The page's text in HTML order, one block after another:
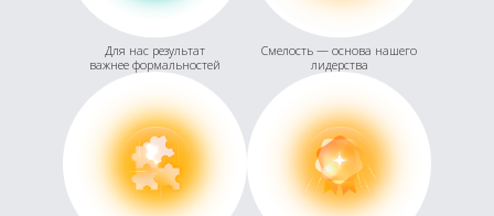
Для нас результат
важнее формальностей
Смелость — основа нашего
лидерства